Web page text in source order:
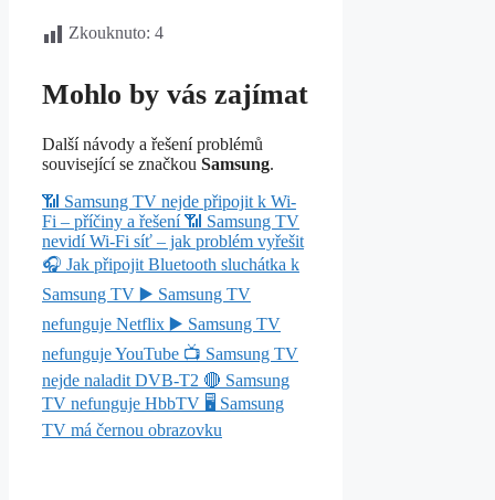
Zkouknuto: 4
Mohlo by vás zajímat
Další návody a řešení problémů
související se značkou Samsung.
📶 Samsung TV nejde připojit k Wi-
Fi – příčiny a řešení 📶 Samsung TV
nevidí Wi-Fi síť – jak problém vyřešit
🎧 Jak připojit Bluetooth sluchátka k
Samsung TV ▶️ Samsung TV
nefunguje Netflix ▶️ Samsung TV
nefunguje YouTube 📺 Samsung TV
nejde naladit DVB-T2 🔴 Samsung
TV nefunguje HbbTV 🖥️ Samsung
TV má černou obrazovku